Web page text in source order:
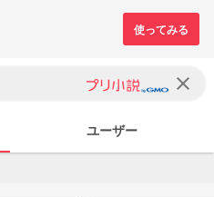
clear
ユーザー